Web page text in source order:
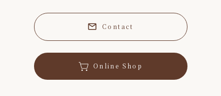
Contact
Online Shop